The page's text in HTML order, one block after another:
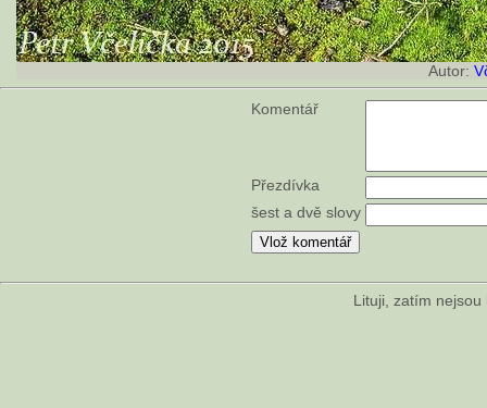
Autor:
Komentář
Přezdívka
šest a dvě slovy
Lituji, zatím